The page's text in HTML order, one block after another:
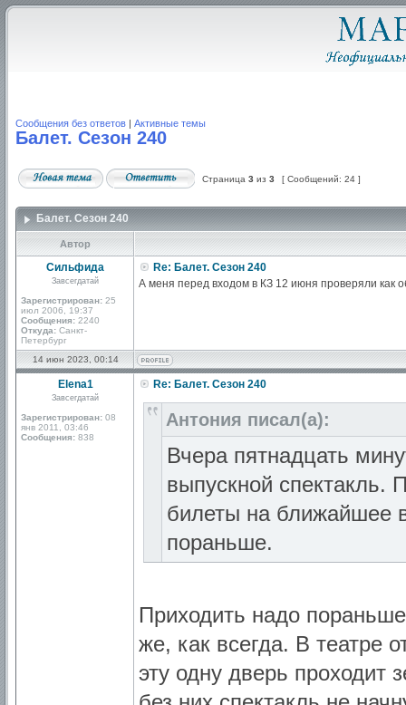
Сообщения без ответов | Активные темы
Балет. Сезон 240
Страница 3 из 3 [ Сообщений: 24 ]
Балет. Сезон 240
Автор
Сильфида
Завсегдатай
Зарегистрирован: 25
июл 2006, 19:37
Сообщения: 2240
Откуда: Санкт-
Петербург
Re: Балет. Сезон 240
А меня перед входом в КЗ 12 июня проверяли как
14 июн 2023, 00:14
Elena1
Завсегдатай
Зарегистрирован: 08
янв 2011, 03:46
Сообщения: 838
Re: Балет. Сезон 240
Антония писал(а):
Вчера пятнадцать
выпускной
билеты на ближайшее
пораньше.
Приходить надо
же, как всегда. В театре
эту одну дверь проходит